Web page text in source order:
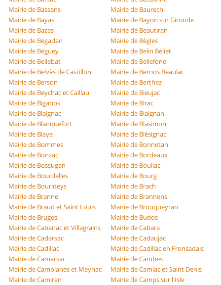
Mairie de Bassens
Mairie de Baurech
Mairie de Bayas
Mairie de Bayon sur Gironde
Mairie de Bazas
Mairie de Beautiran
Mairie de Bégadan
Mairie de Bègles
Mairie de Béguey
Mairie de Belin Béliet
Mairie de Bellebat
Mairie de Bellefond
Mairie de Belvès de Castillon
Mairie de Bernos Beaulac
Mairie de Berson
Mairie de Berthez
Mairie de Beychac et Caillau
Mairie de Bieujac
Mairie de Biganos
Mairie de Birac
Mairie de Blaignac
Mairie de Blaignan
Mairie de Blanquefort
Mairie de Blasimon
Mairie de Blaye
Mairie de Blésignac
Mairie de Bommes
Mairie de Bonnetan
Mairie de Bonzac
Mairie de Bordeaux
Mairie de Bossugan
Mairie de Bouliac
Mairie de Bourdelles
Mairie de Bourg
Mairie de Bourideys
Mairie de Brach
Mairie de Branne
Mairie de Brannens
Mairie de Braud et Saint Louis
Mairie de Brouqueyran
Mairie de Bruges
Mairie de Budos
Mairie de Cabanac et Villagrains
Mairie de Cabara
Mairie de Cadarsac
Mairie de Cadaujac
Mairie de Cadillac
Mairie de Cadillac en Fronsadais
Mairie de Camarsac
Mairie de Cambes
Mairie de Camblanes et Meynac
Mairie de Camiac et Saint Denis
Mairie de Camiran
Mairie de Camps sur l'Isle